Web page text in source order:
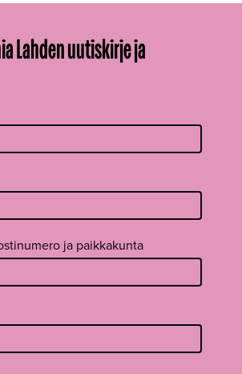
Lahden uutiskirje ja
ja paikkakunta